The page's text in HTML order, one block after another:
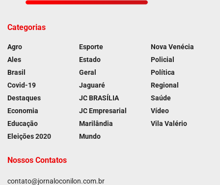
Categorias
Agro
Ales
Brasil
Covid-19
Destaques
Economia
Educação
Eleições 2020
Esporte
Estado
Geral
Jaguaré
JC BRASÍLIA
JC Empresarial
Marilândia
Mundo
Nova Venécia
Policial
Política
Regional
Saúde
Vídeo
Vila Valério
Nossos Contatos
contato@jornaloconilon.com.br